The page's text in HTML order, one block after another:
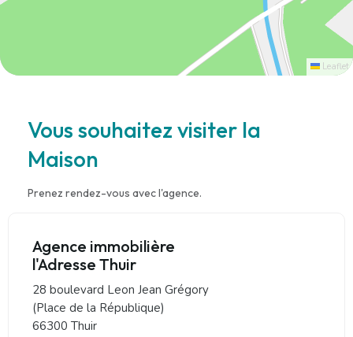
Leaflet
Vous souhaitez visiter la
Maison
Prenez rendez-vous avec l'agence.
Agence immobilière
l'Adresse Thuir
28 boulevard Leon Jean Grégory
(Place de la République)
66300 Thuir